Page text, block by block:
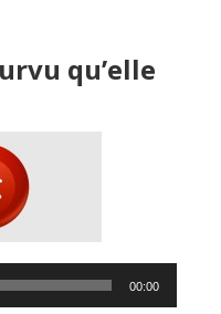
qu’elle
00:00